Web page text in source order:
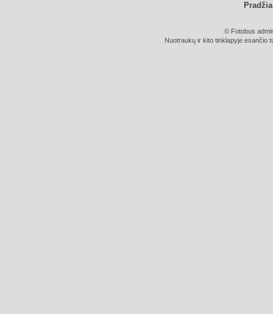
Pradžia
© Fotobus
Nuotraukų ir kito tinklapyje esančio